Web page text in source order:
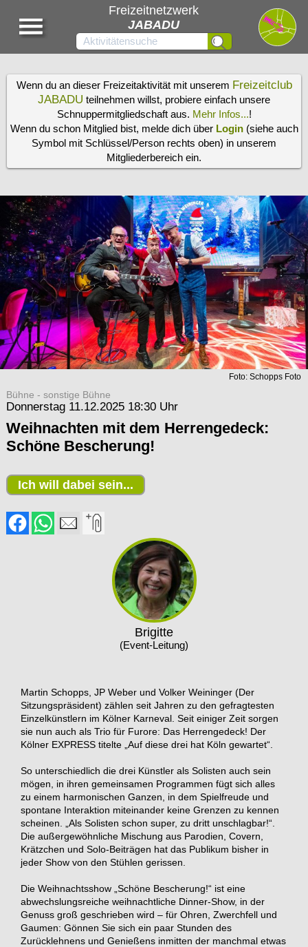
Freizeitnetzwerk
JABADU
Wenn du an dieser Freizeitaktivität mit unserem Freizeitclub
JABADU teilnehmen willst, probiere einfach unsere
Schnuppermitgliedschaft aus. Mehr Infos...!
Wenn du schon Mitglied bist, melde dich über Login(siehe auch
Symbol mit Schlüssel/Person rechts oben) in unserem
Mitgliederbereich ein.
Foto: Schopps Foto
Bühne - sonstige Bühne
Donnerstag 11.12.2025 18:30 Uhr
Weihnachten mit dem Herrengedeck:
Schöne Bescherung!
Brigitte
(Event-Leitung)
Ich will dabei sein...
Martin Schopps, JP Weber und Volker Weininger (Der
Sitzungspräsident) zählen seit Jahren zu den gefragtesten
Einzelkünstlern im Kölner Karneval. Seit einiger Zeit sorgen
sie nun auch als Trio für Furore: Das Herrengedeck! Der
Kölner EXPRESS titelte „Auf diese drei hat Köln gewartet“.
So unterschiedlich die drei Künstler als Solisten auch sein
mögen, in ihren gemeinsamen Programmen fügt sich alles
zu einem harmonischen Ganzen, in dem Spielfreude und
spontane Interaktion miteinander keine Grenzen zu kennen
scheinen. „Als Solisten schon super, zu dritt unschlagbar!“.
Die außergewöhnliche Mischung aus Parodien, Covern,
Krätzchen und Solo-Beiträgen hat das Publikum bisher in
jeder Show von den Stühlen gerissen.
Die Weihnachtsshow „Schöne Bescherung!“ ist eine
abwechslungsreiche weihnachtliche Dinner-Show, in der
Genuss groß geschrieben wird – für Ohren, Zwerchfell und
Gaumen: Gönnen Sie sich ein paar Stunden des
Zurücklehnens und Genießens inmitten der manchmal etwas